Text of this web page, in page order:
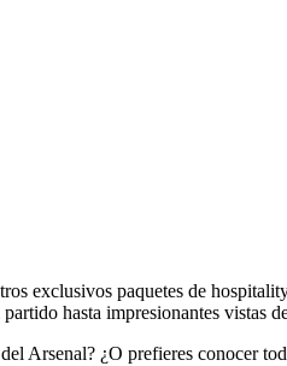
exclusivos paquetes de
hasta impresionantes vistas
Arsenal? ¿O prefieres conocer